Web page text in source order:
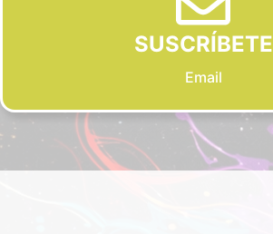
SUSCRÍBETE
Email